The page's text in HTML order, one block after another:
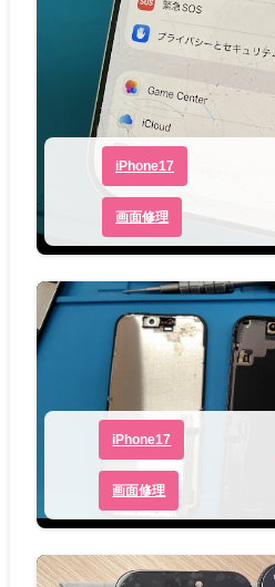
iPhone17
画面修理
iPhone17
画面修理